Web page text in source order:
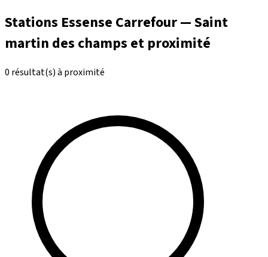
Stations Essense Carrefour — Saint
martin des champs et proximité
0 résultat(s) à proximité